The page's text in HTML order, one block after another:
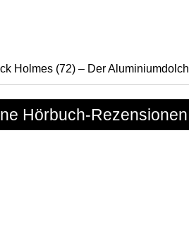
Holmes (72) – Der Aluminiumdolch
Hörbuch-Rezensionen